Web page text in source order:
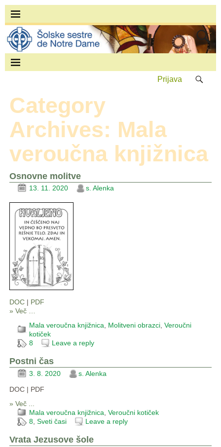
Prijava
Category
Archives: Mala
veroučna knjižnica
Osnovne molitve
13. 11. 2020 s. Alenka
DOC| PDF
» Več …
Mala veroučna knjižnica
Molitveni obrazci, Veroučni
kotiček
8
Leave a reply
Postni čas
3. 8. 2020
s. Alenka
DOC | PDF
» Več ...
Mala veroučna knjižnica Veroučni kotiček
8, Sveti časi Leave a reply
Vrata Jezusove šole